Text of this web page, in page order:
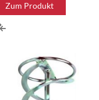
Zum Produkt
HINZUFÜGEN